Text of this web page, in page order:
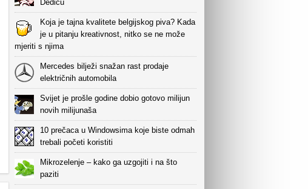
Dediću
Koja je tajna kvalitete belgijskog piva? Kada
je u pitanju kreativnost, nitko se ne može
mjeriti s njima
Mercedes bilježi snažan rast prodaje
električnih automobila
Svijet je prošle godine dobio gotovo milijun
novih milijunaša
10 prečaca u Windowsima koje biste odmah
trebali početi koristiti
Mikrozelenje – kako ga uzgojiti i na što
paziti